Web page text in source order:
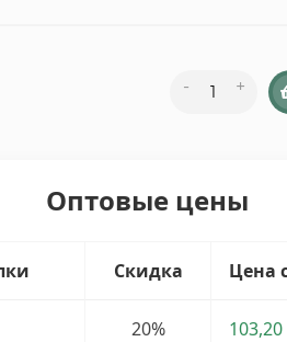
- +
Оптовые цены
Скидка Цена
20%